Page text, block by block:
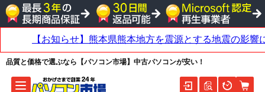
品質と価格で選ぶなら【パソコン市場】中古パソコンが安い！